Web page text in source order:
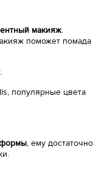
макияж.
поможет помада
популярные цвета
, ему достаточно